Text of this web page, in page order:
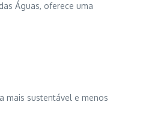
Águas, oferece uma
mais sustentável e menos